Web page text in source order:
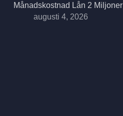
Månadskostnad Lån 2 Miljoner
augusti 4, 2026